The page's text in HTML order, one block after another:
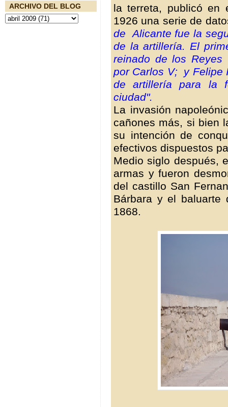
ARCHIVO DEL BLOG
la terreta, publicó
1926 una serie de
de Alicante fue la
de la artillería. El
reinado de los Reyes
por Carlos V; y Felipe
de artillería para la
ciudad".
La invasión
cañones más, si bien
su intención de
efectivos dispuestos
Medio siglo después,
armas y fueron
del castillo San
Bárbara y el baluarte
1868.